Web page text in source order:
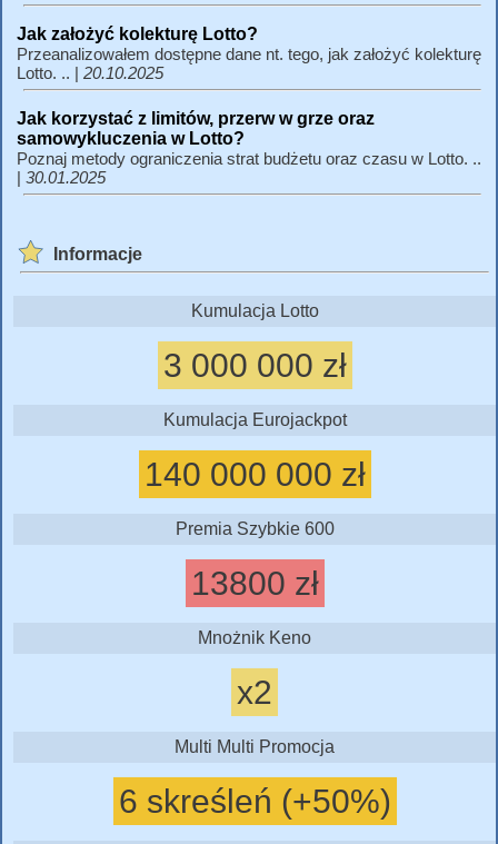
Jak założyć kolekturę Lotto?
Przeanalizowałem dostępne dane nt. tego, jak założyć kolekturę
Lotto. .. | 20.10.2025
Jak korzystać z limitów, przerw w grze oraz
samowykluczenia w Lotto?
Poznaj metody ograniczenia strat budżetu oraz czasu w Lotto. ..
| 30.01.2025
Informacje
Kumulacja Lotto
3 000 000 zł
Kumulacja Eurojackpot
140 000 000 zł
Premia Szybkie 600
13800 zł
Mnożnik Keno
x2
Multi Multi Promocja
6 skreśleń (+50%)